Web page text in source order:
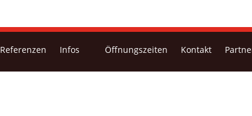
Referenzen Infos Öffnungszeiten Kontakt